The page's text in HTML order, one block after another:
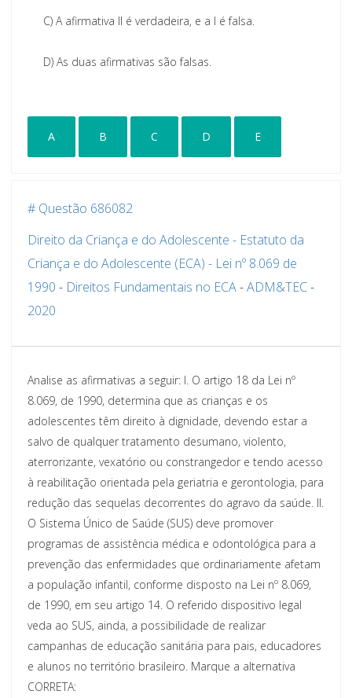
C) A afirmativa II é verdadeira, e a I é falsa.
D) As duas afirmativas são falsas.
A B C D E
# Questão 686082
Direito da Criança e do Adolescente - Estatuto da
Criança e do Adolescente (ECA) - Lei nº 8.069 de
1990 - Direitos Fundamentais no ECA-ADM&TEC-
2020
Analise as afirmativas a seguir: I. O artigo 18 da Lei nº
8.069, de 1990, determina que as crianças e os
adolescentes têm direito à dignidade, devendo estar a
salvo de qualquer tratamento desumano, violento,
aterrorizante, vexatório ou constrangedor e tendo acesso
à reabilitação orientada pela geriatria e gerontologia, para
redução das sequelas decorrentes do agravo da saúde. II.
O Sistema Único de Saúde (SUS) deve promover
programas de assistência médica e odontológica para a
prevenção das enfermidades que ordinariamente afetam
a população infantil, conforme disposto na Lei nº 8.069,
de 1990, em seu artigo 14. O referido dispositivo legal
veda ao SUS, ainda, a possibilidade de realizar
campanhas de educação sanitária para pais, educadores
e alunos no território brasileiro. Marque a alternativa
CORRETA: